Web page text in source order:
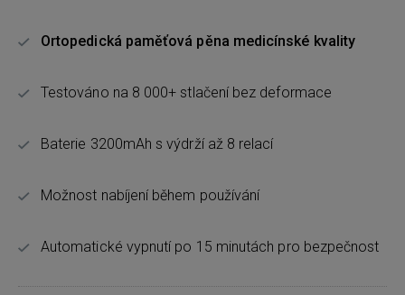
Ortopedická paměťová pěna medicínské kvality
Testováno na 8 000+ stlačení bez deformace
Baterie 3200mAh s výdrží až 8 relací
Možnost nabíjení během používání
Automatické vypnutí po 15 minutách pro bezpečnost